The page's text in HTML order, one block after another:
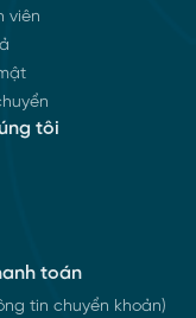
viên
tôi
toán
tin chuyển khoản)